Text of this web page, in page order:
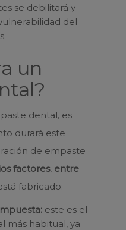
se debilitará y
del
un
dental, es
durará este
de empaste
factores, entre
fabricado:
este es el
más habitual, ya